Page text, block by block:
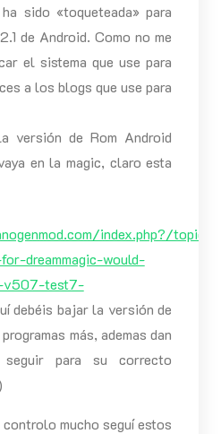
sido «toqueteada» para
de Android. Como no me
el sistema que use para
a los blogs que use para
versión de Rom Android
en la magic, claro esta
index.php?/topic/
dreammagic-would-
v507-test7-
debéis bajar la versión de
más, ademas dan
para su correcto
mucho seguí estos